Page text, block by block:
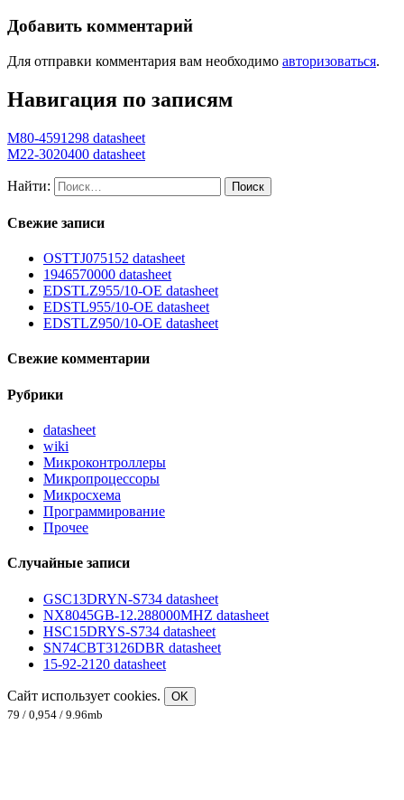
Добавить комментарий
Для отправки комментария вам необходимо авторизоваться.
Навигация по записям
M80-4591298 datasheet
M22-3020400 datasheet
Найти:
Свежие записи
OSTTJ075152 datasheet
1946570000 datasheet
EDSTLZ955/10-OE datasheet
EDSTL955/10-OE datasheet
EDSTLZ950/10-OE datasheet
Свежие комментарии
Рубрики
datasheet
wiki
Микроконтроллеры
Микропроцессоры
Микросхема
Программирование
Прочее
Случайные записи
GSC13DRYN-S734 datasheet
NX8045GB-12.288000MHZ datasheet
HSC15DRYS-S734 datasheet
SN74CBT3126DBR datasheet
15-92-2120 datasheet
Сайт использует cookies.
OK
79 / 0,954 / 9.96mb